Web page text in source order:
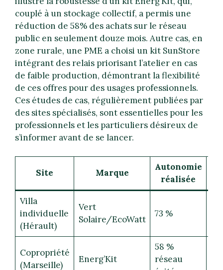
couplé à un stockage collectif, a permis une
réduction de 58% des achats sur le réseau
public en seulement douze mois. Autre cas, en
zone rurale, une PME a choisi un kit SunStore
intégrant des relais priorisant l’atelier en cas
de faible production, démontrant la flexibilité
de ces offres pour des usages professionnels.
Ces études de cas, régulièrement publiées par
des sites spécialisés, sont essentielles pour les
professionnels et les particuliers désireux de
s’informer avant de se lancer.
Site Marque
Autonomie
réalisée
Villa
individuelle
(Hérault)
Vert
Solaire/EcoWatt
73 %
Copropriété
(Marseille)
Energ’Kit
58 %
réseau